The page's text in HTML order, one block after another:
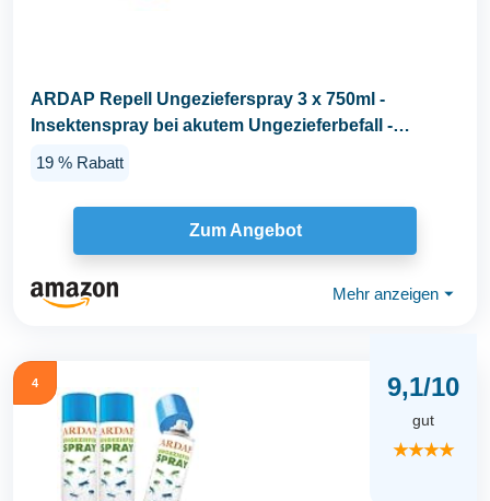
ARDAP Repell Ungezieferspray 3 x 750ml -
Insektenspray bei akutem Ungezieferbefall -
19 % Rabatt
Zum Angebot
Mehr anzeigen ⏷
4 9,1/10
gut
★★★★